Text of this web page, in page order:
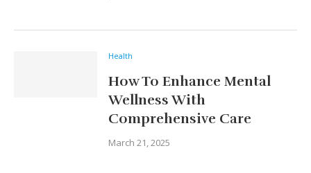
Health
How To Enhance Mental
Wellness With
Comprehensive Care
March 21, 2025